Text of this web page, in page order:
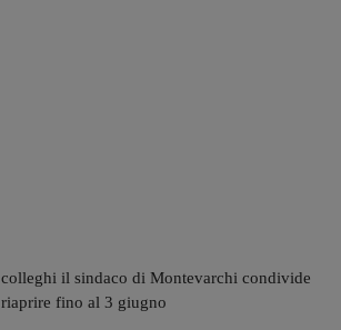
il sindaco di Montevarchi condivide
fino al 3 giugno